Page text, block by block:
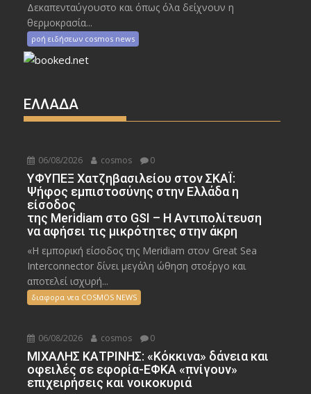
Δεκαπενταύγουστο και όπως όλα δείχνουν η
θερμοκρασία...
ροή ειδήσεων cosmos news
ΕΛΛΑΔΑ
06/08/2026 cosmos 0
ΥΦΥΠΕΞ Χατζηβασιλείου στον ΣΚΑΪ:
Ψήφος εμπιστοσύνης στην Ελλάδα η
είσοδος
της Meridiam στο GSI – Η Αντιπολίτευση
να αφήσει τις μικρότητες στην άκρη
«Η εμπορική είσοδος της Meridiam στον Great Sea
Interconnector δίνει μεγάλη ώθηση στοέργο και
αποτελεί ισχυρή...
διαφορα νεα COSMOS NEWS
06/08/2026 cosmos 0
ΜΙΧΑΛΗΣ ΚΑΤΡΙΝΗΣ: «Κόκκινα» δάνεια και
οφειλές σε εφορία-ΕΦΚΑ «πνίγουν»
επιχειρήσεις και νοικοκυριά